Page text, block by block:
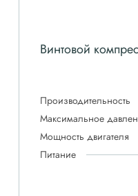
Винтовой
Производительность
Максимальное
Мощность двигателя
Питание